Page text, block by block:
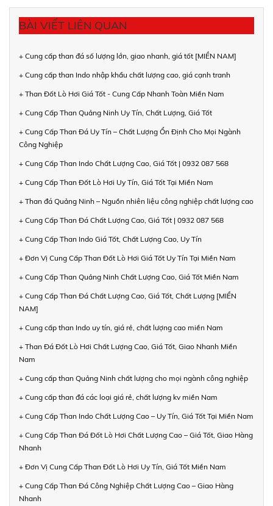
BÀI VIẾT LIÊN QUAN
+ Cung cấp than đá số lượng lớn, giao nhanh, giá tốt [MIỀN NAM]
+ Cung cấp than Indo nhập khẩu chất lượng cao, giá cạnh tranh
+ Than Đốt Lò Hơi Giá Tốt - Cung Cấp Nhanh Toàn Miền Nam
+ Cung Cấp Than Quảng Ninh Uy Tín, Chất Lượng, Giá Tốt
+ Cung Cấp Than Đá Uy Tín – Chất Lượng Ổn Định Cho Mọi Ngành
Công Nghiệp
+ Cung Cấp Than Indo Chất Lượng Cao, Giá Tốt | 0932 087 568
+ Cung Cấp Than Đốt Lò Hơi Uy Tín, Giá Tốt Tại Miền Nam
+ Than đá Quảng Ninh – Nguồn nhiên liệu công nghiệp chất lượng cao
+ Cung Cấp Than Đá Chất Lượng Cao, Giá Tốt | 0932 087 568
+ Cung Cấp Than Indo Giá Tốt, Chất Lượng Cao, Uy Tín
+ Đơn Vị Cung Cấp Than Đốt Lò Hơi Giá Tốt Uy Tín Tại Miền Nam
+ Cung Cấp Than Quảng Ninh Chất Lượng Cao, Giá Tốt Miền Nam
+ Cung Cấp Than Đá Chất Lượng Cao, Giá Tốt, Chất Lượng [MIỀN
NAM]
+ Cung cấp than Indo uy tín, giá rẻ, chất lượng cao miền Nam
+ Than Đá Đốt Lò Hơi Chất Lượng Cao, Giá Tốt, Giao Nhanh Miền
Nam
+ Cung cấp than Quảng Ninh chất lượng cho mọi ngành công nghiệp
+ Cung cấp than đá các loại giá rẻ, chất lượng kv miền Nam
+ Cung Cấp Than Indo Chất Lượng Cao – Uy Tín, Giá Tốt Tại Miền Nam
+ Cung Cấp Than Đá Đốt Lò Hơi Chất Lượng Cao – Giá Tốt, Giao Hàng
Nhanh
+ Đơn Vị Cung Cấp Than Đốt Lò Hơi Uy Tín, Giá Tốt Miền Nam
+ Cung Cấp Than Đá Công Nghiệp Chất Lượng Cao – Giao Hàng
Nhanh